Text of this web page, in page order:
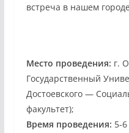
встреча в нашем
Место проведения: г.
Государственный
Достоевского —
факультет);
Время проведения: 5-